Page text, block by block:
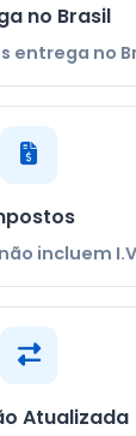
no Brasil
entrega no
incluem
Atualizada